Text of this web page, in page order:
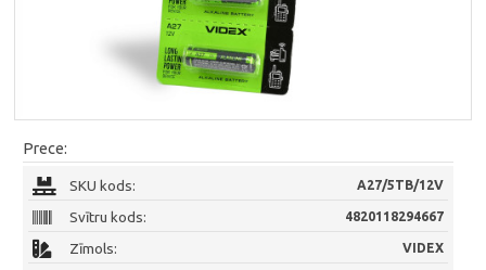
Prece:
SKU kods: A27/5TB/12V
Svītru kods: 4820118294667
Zīmols: VIDEX